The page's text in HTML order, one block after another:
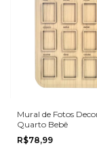
Mural de Fotos
Quarto Bebê
R$78,99